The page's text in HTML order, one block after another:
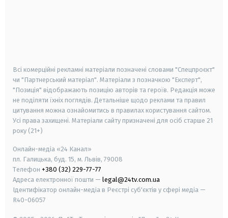
Всі комерційні рекламні матеріали позначені словами "Спецпроєкт"
чи "Партнерський матеріал". Матеріали з позначкою "Експерт",
"Позиція" відображають позицію авторів та героїв. Редакція може
не поділяти їхніх поглядів. Детальніше щодо реклами та правил
цитування можна ознайомитись в правилах користування сайтом.
Усі права захищені. Матеріали сайту призначені для осіб старше 21
року (21+)
Онлайн-медіа «24 Канал»
пл. Галицька, буд. 15, м. Львів, 79008
Телефон +380 (32) 229-77-77
Адреса електронної пошти — legal@24tv.com.ua
Ідентифікатор онлайн-медіа в Реєстрі суб'єктів у сфері медіа —
R40-06057